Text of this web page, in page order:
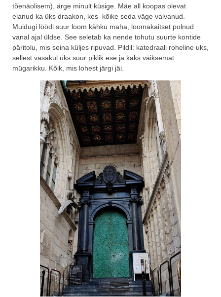
tõenäolisem), ärge minult küsige. Mäe all koopas olevat
elanud ka üks draakon, kes kõike seda väge valvanud.
Muidugi löödi suur loom kähku maha, loomakaitset polnud
vanal ajal üldse. See seletab ka nende tohutu suurte kontide
päritolu, mis seina küljes ripuvad. Pildil: katedraali roheline uks,
sellest vasakul üks suur piklik ese ja kaks väiksemat
mügarikku. Kõik, mis lohest järgi jäi.